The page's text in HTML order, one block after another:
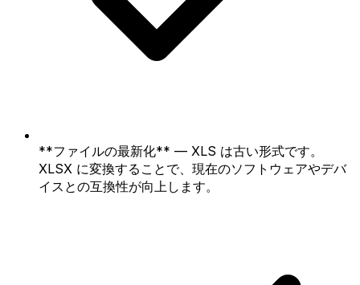
**ファイルの最新化** — XLS は古い形式です。
XLSX に変換することで、現在のソフトウェアやデバ
イスとの互換性が向上します。